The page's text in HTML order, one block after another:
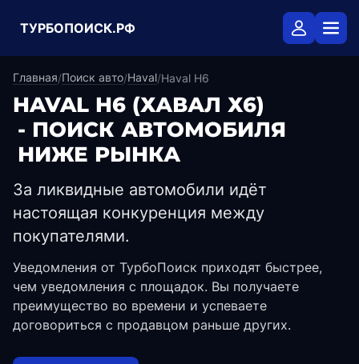
ТУРБОПОИСК.РФ
Главная/Поиск авто/Haval/Haval H6
HAVAL H6 (ХАВАЛ Х6)
- ПОИСК АВТОМОБИЛЯ
НИЖЕ РЫНКА
За ликвидные автомобили идёт
настоящая конкуренция между
покупателями.
Уведомления от ТурбоПоиск приходят быстрее,
чем уведомления с площадок. Вы получаете
преимущество во времени и успеваете
договориться с продавцом раньше других.